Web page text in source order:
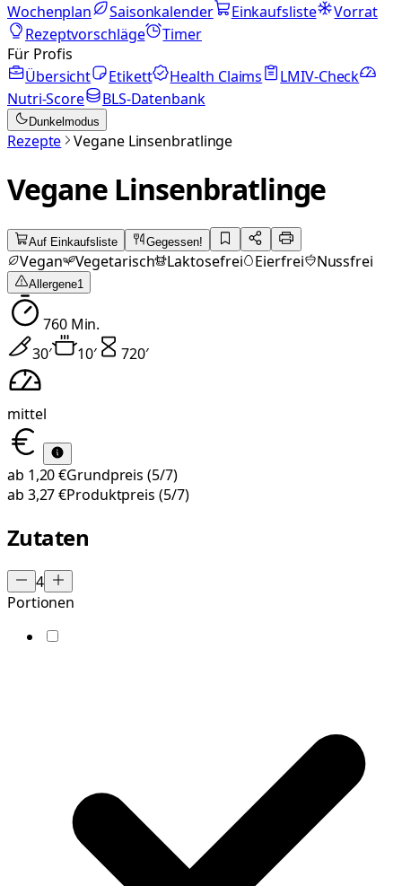
Wochenplan
Saisonkalender Einkaufsliste
Vorrat
Rezeptvorschläge
Timer
Für Profis
Übersicht
Etikett Health Claims
LMIV-Check
Nutri-Score
BLS-Datenbank
Dunkelmodus
Rezepte Vegane Linsenbratlinge
Vegane Linsenbratlinge
Auf Einkaufsliste Gegessen!
Vegan Vegetarisch Laktosefrei Eierfrei Nussfrei
Allergene1
760Min.
30′ 10′ 720′
mittel
ab 1,20 €Grundpreis (5/7)
ab 3,27 €Produktpreis (5/7)
Zutaten
4
Portionen